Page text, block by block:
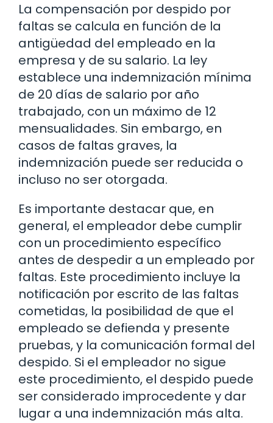
La compensación por despido por
faltas se calcula en función de la
antigüedad del empleado en la
empresa y de su salario. La ley
establece una indemnización mínima
de 20 días de salario por año
trabajado, con un máximo de 12
mensualidades. Sin embargo, en
casos de faltas graves, la
indemnización puede ser reducida o
incluso no ser otorgada.
Es importante destacar que, en
general, el empleador debe cumplir
con un procedimiento específico
antes de despedir a un empleado por
faltas. Este procedimiento incluye la
notificación por escrito de las faltas
cometidas, la posibilidad de que el
empleado se defienda y presente
pruebas, y la comunicación formal del
despido. Si el empleador no sigue
este procedimiento, el despido puede
ser considerado improcedente y dar
lugar a una indemnización más alta.